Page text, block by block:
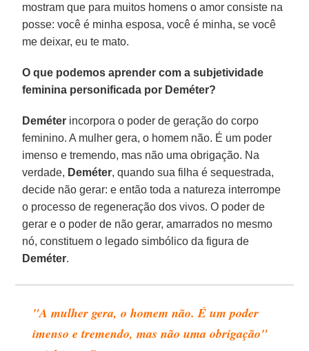
mostram que para muitos homens o amor consiste na
posse: você é minha esposa, você é minha, se você
me deixar, eu te mato.
O que podemos aprender com a subjetividade
feminina personificada por Deméter?
Deméter incorpora o poder de geração do corpo
feminino. A mulher gera, o homem não. É um poder
imenso e tremendo, mas não uma obrigação. Na
verdade, Deméter, quando sua filha é sequestrada,
decide não gerar: e então toda a natureza interrompe
o processo de regeneração dos vivos. O poder de
gerar e o poder de não gerar, amarrados no mesmo
nó, constituem o legado simbólico da figura de
Deméter.
"A mulher gera, o homem não. É um poder
imenso e tremendo, mas não uma obrigação"